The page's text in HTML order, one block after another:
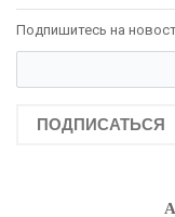
Подпишитесь на
ПОДПИСАТЬСЯ